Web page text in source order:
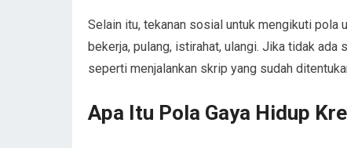
Selain itu, tekanan sosial untuk mengikuti pola
bekerja, pulang, istirahat, ulangi. Jika tidak
seperti menjalankan skrip yang sudah
Apa Itu Pola Gaya Hidup